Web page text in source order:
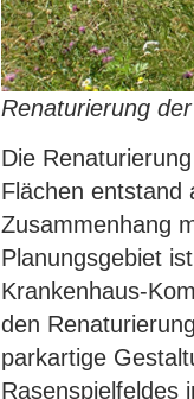
Renaturierung
Die
Flächen entstand
Zusammenhang
Planungsgebiet
Krankenhaus-
den
parkartige
Rasenspielfeldes